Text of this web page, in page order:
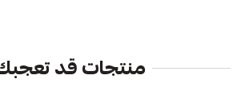
منتجات قد